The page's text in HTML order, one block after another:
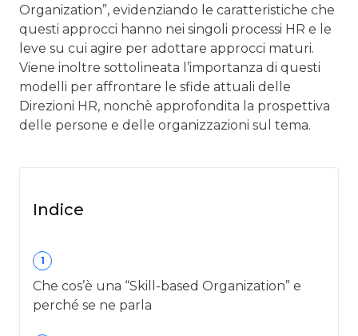
Organization”, evidenziando le caratteristiche che
questi approcci hanno nei singoli processi HR e le
leve su cui agire per adottare approcci maturi.
Viene inoltre sottolineata l’importanza di questi
modelli per affrontare le sfide attuali delle
Direzioni HR, nonchè approfondita la prospettiva
delle persone e delle organizzazioni sul tema.
Indice
1
Che cos’è una “Skill-based Organization” e
perché se ne parla